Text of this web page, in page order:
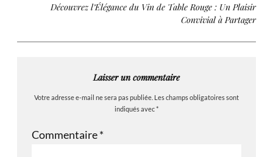
Découvrez l’Élégance du Vin de Table Rouge : Un Plaisir
Convivial à Partager
Laisser un commentaire
Votre adresse e-mail ne sera pas publiée. Les champs obligatoires sont
indiqués avec*
Commentaire*